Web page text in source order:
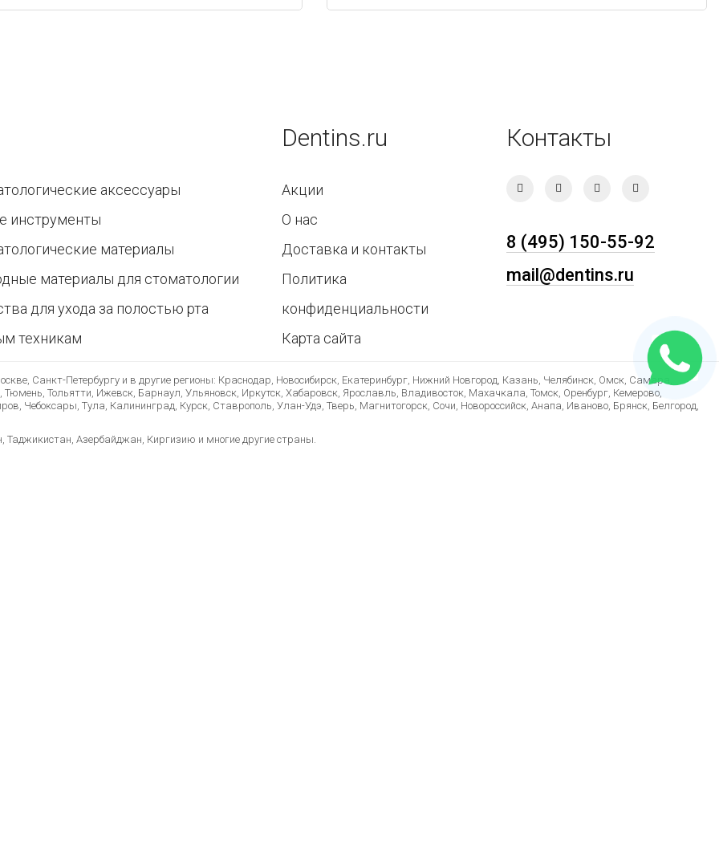
аксессуары
инструменты
материалы
материалы для стоматологии
для ухода за полостью рта
техникам
Dentins.ru
Акции
О нас
Доставка и контакты
Политика
конфиденциальности
Карта сайта
Контакты
8 (495) 150-55-92
mail@dentins.ru
Санкт-Петербургу и в другие регионы: Краснодар, Новосибирск, Екатеринбург, Нижний Новгород, Казань, Челябинск, Омск, Самара,
Тольятти, Ижевск, Барнаул, Ульяновск, Иркутск, Хабаровск, Ярославль, Владивосток, Махачкала, Томск, Оренбург, Кемерово,
Чебоксары, Тула, Калининград, Курск, Ставрополь, Улан-Удэ, Тверь, Магнитогорск, Сочи, Новороссийск, Анапа, Иваново, Брянск, Белгород,
Азербайджан, Киргизию и многие другие страны.